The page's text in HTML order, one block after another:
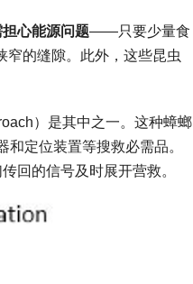
担心能源问题——只要少量食
窄的缝隙。此外，这些昆虫
）是其中之一。这种蟑螂
定位装置等搜救必需品。
回的信号及时展开营救。